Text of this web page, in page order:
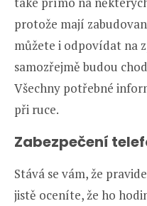
protože mají
můžete i odpovídat na
samozřejmě budou
Všechny potřebné
při ruce.
Zabezpečení
Stává se vám, že
jistě oceníte, že ho